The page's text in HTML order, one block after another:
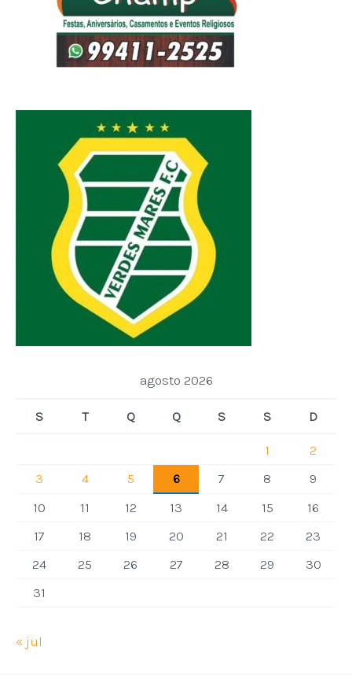
agosto 2026
S T Q Q S S D
1
2
3
4 5 6 7 8
9
10
11 12 13 14 15
16
17
18 19 20 21 22
23
24
25 26 27 28 29
30
31
« jul